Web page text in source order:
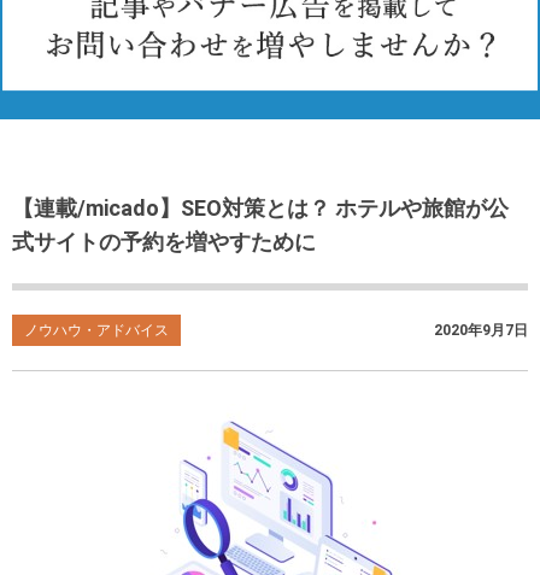
【連載/micado】SEO対策とは？ ホテルや旅館が公
式サイトの予約を増やすために
ノウハウ・アドバイス 2020年9月7日